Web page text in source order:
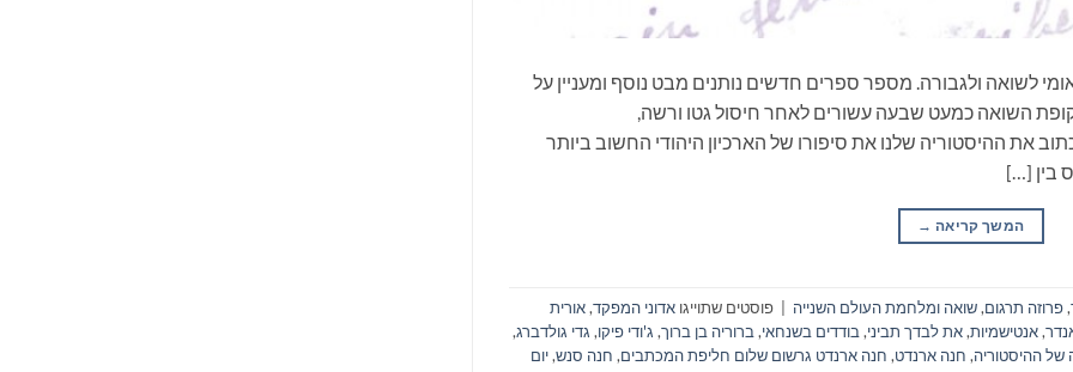
לשואה ולגבורה. מספר ספרים חדשים נותנים מבט נוסף ומעניין על
השואה כמעט שבעה עשורים לאחר חיסול גטו ורשה,
את ההיסטוריה שלנו את סיפורו של הארכיון היהודי החשוב ביותר
בין […]
המשך קריאה →
,פרוזה תרגום,שואה ומלחמת העולם השנייה פוסטים שתוייגו אדוני המפקד,אורית
,אנטישמיות,את לבדך תביני,בודדים בשנחאי,ברוריה בן ברוך, ג'ודי פיקו, גדי גולדברג,
של ההיסטוריה, חנה ארנדט, חנה ארנדט גרשום שלום חליפת המכתבים, חנה סנש,יום